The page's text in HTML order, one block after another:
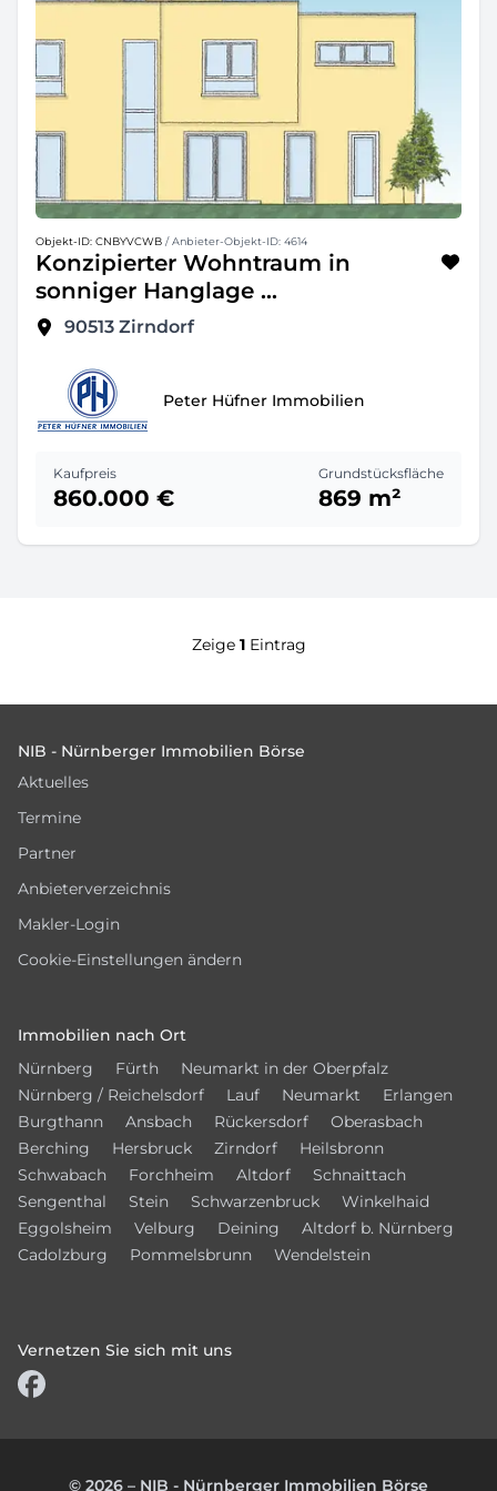
Objekt-ID: CNBYVCWB / Anbieter-Objekt-ID: 4614
Konzipierter Wohntraum in
sonniger Hanglage ...
90513 Zirndorf
Peter Hüfner Immobilien
Kaufpreis
860.000 €
Grundstücksfläche
869 m²
Zeige 1Eintrag
NIB - Nürnberger Immobilien Börse
Aktuelles
Termine
Partner
Anbieterverzeichnis
Makler-Login
Cookie-Einstellungen ändern
Immobilien nach Ort
Nürnberg
Fürth
Neumarkt in der Oberpfalz
Nürnberg / Reichelsdorf
Lauf Neumarkt
Erlangen
Burgthann
Ansbach Rückersdorf
Oberasbach
Berching
Hersbruck Zirndorf
Heilsbronn
Schwabach
Forchheim Altdorf
Schnaittach
Sengenthal
Stein Schwarzenbruck
Winkelhaid
Eggolsheim
Velburg Deining
Altdorf b. Nürnberg
Cadolzburg
Pommelsbrunn Wendelstein
Vernetzen Sie sich mit uns
© 2026 – NIB - Nürnberger Immobilien Börse